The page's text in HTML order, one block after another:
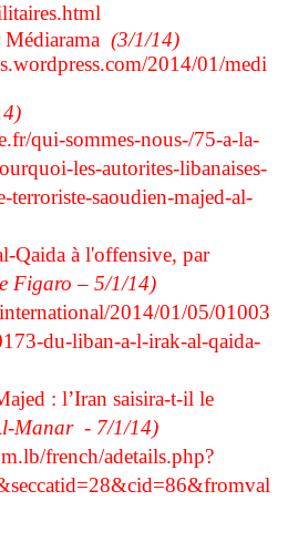
(3/1/14)
2014/01/medi
qui-sommes-nous-/75-a-la-
les-autorites-libanaises-
terroriste-saoudien-majed-al-
Qaida à l'offensive, par
Figaro – 5/1/14)
2014/01/05/01003
du-liban-a-l-irak-al-qaida-
: l’Iran saisira-t-il le
Manar - 7/1/14)
french/adetails.php?